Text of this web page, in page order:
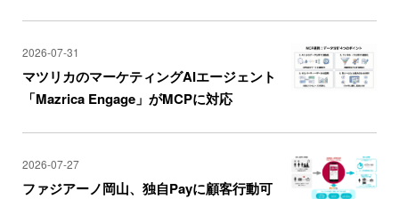
2026-07-31
マツリカのマーケティングAIエージェント
「Mazrica Engage」がMCPに対応
2026-07-27
ファジアーノ岡山、独自Payに顧客行動可